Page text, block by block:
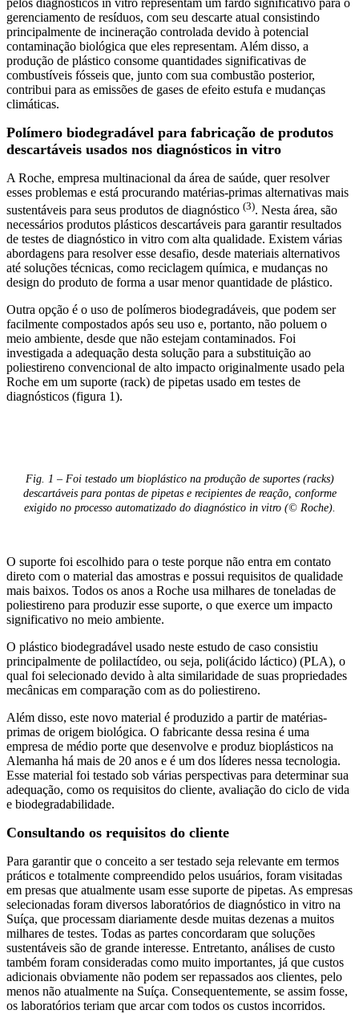
gerenciamento de resíduos, com seu descarte atual consistindo
principalmente de incineração controlada devido à potencial
contaminação biológica que eles representam. Além disso, a
produção de plástico consome quantidades significativas de
combustíveis fósseis que, junto com sua combustão posterior,
contribui para as emissões de gases de efeito estufa e mudanças
climáticas.
Polímero biodegradável para fabricação de produtos
descartáveis usados nos diagnósticos in vitro
A Roche, empresa multinacional da área de saúde, quer resolver
esses problemas e está procurando matérias-primas alternativas mais
sustentáveis para seus produtos de diagnóstico (3). Nesta área, são
necessários produtos plásticos descartáveis para garantir resultados
de testes de diagnóstico in vitro com alta qualidade. Existem várias
abordagens para resolver esse desafio, desde materiais alternativos
até soluções técnicas, como reciclagem química, e mudanças no
design do produto de forma a usar menor quantidade de plástico.
Outra opção é o uso de polímeros biodegradáveis, que podem ser
facilmente compostados após seu uso e, portanto, não poluem o
meio ambiente, desde que não estejam contaminados. Foi
investigada a adequação desta solução para a substituição ao
poliestireno convencional de alto impacto originalmente usado pela
Roche em um suporte (rack) de pipetas usado em testes de
diagnósticos (figura 1).
Fig. 1 – Foi testado um bioplástico na produção de suportes (racks)
descartáveis para pontas de pipetas e recipientes de reação, conforme
exigido no processo automatizado do diagnóstico in vitro (© Roche).
O suporte foi escolhido para o teste porque não entra em contato
direto com o material das amostras e possui requisitos de qualidade
mais baixos. Todos os anos a Roche usa milhares de toneladas de
poliestireno para produzir esse suporte, o que exerce um impacto
significativo no meio ambiente.
O plástico biodegradável usado neste estudo de caso consistiu
principalmente de polilactídeo, ou seja, poli(ácido láctico) (PLA), o
qual foi selecionado devido à alta similaridade de suas propriedades
mecânicas em comparação com as do poliestireno.
Além disso, este novo material é produzido a partir de matérias-
primas de origem biológica. O fabricante dessa resina é uma
empresa de médio porte que desenvolve e produz bioplásticos na
Alemanha há mais de 20 anos e é um dos líderes nessa tecnologia.
Esse material foi testado sob várias perspectivas para determinar sua
adequação, como os requisitos do cliente, avaliação do ciclo de vida
e biodegradabilidade.
Consultando os requisitos do cliente
Para garantir que o conceito a ser testado seja relevante em termos
práticos e totalmente compreendido pelos usuários, foram visitadas
em presas que atualmente usam esse suporte de pipetas. As empresas
selecionadas foram diversos laboratórios de diagnóstico in vitro na
Suíça, que processam diariamente desde muitas dezenas a muitos
milhares de testes. Todas as partes concordaram que soluções
sustentáveis são de grande interesse. Entretanto, análises de custo
também foram consideradas como muito importantes, já que custos
adicionais obviamente não podem ser repassados aos clientes, pelo
menos não atualmente na Suíça. Consequentemente, se assim fosse,
os laboratórios teriam que arcar com todos os custos incorridos.